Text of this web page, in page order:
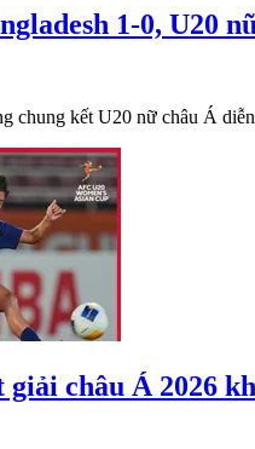
1-0, U20
chung kết U20 nữ châu Á
giải châu Á 2026